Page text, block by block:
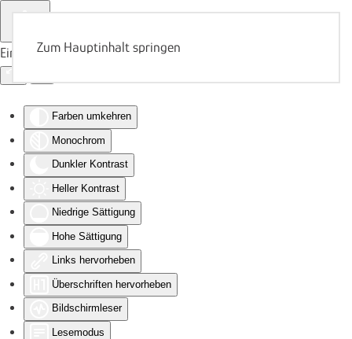
Eingabehilfen öffnen
Farben umkehren
Monochrom
Dunkler Kontrast
Heller Kontrast
Niedrige Sättigung
Hohe Sättigung
Links hervorheben
Überschriften hervorheben
Bildschirmleser
Lesemodus
Zum Hauptinhalt springen